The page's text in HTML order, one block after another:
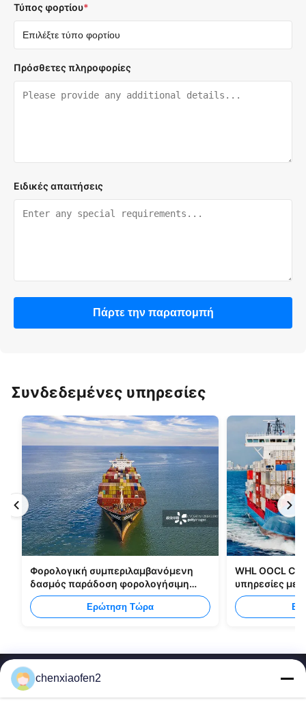
Τύπος φορτίου*
Πρόσθετες πληροφορίες
Ειδικές απαιτήσεις
Πάρτε την παραπομπή
Συνδεδεμένες υπηρεσίες
Φορολογική συμπεριλαμβανόμενη
δασμός παράδοση φορολογήσιμη
στέλνοντας όλους τους τύπους
συσκευασιώνΕρώτηση Τώρα
WHL OOCL
υπηρεσίες
από την Κίνα
chenxiaofen2